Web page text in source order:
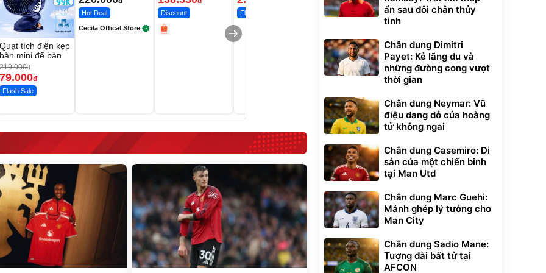
Quạt tích điện kẹp
bàn mini để bàn
219.000đ
79.000đ
Flash Sale
Hot Deal
Cecila Offical Store
Discount Flash Sale Flash Sale
Lót ghế ôtô, nâng
lưng chống nóng
giúp thoải mái
trong di chuyển
295.000
ẩn sau đôi chân thủy
tinh
Chân dung Dimitri
Payet: Kẻ lãng du và
những đường cong vượt
thời gian
Chân dung Neymar: Vũ
điệu dang dở của hoàng
tử không ngai
Chân dung Casemiro: Di
sản của một chiến binh
tại Man Utd
Chân dung Marc Guehi:
Mảnh ghép lý tưởng cho
Man City
Chân dung Sadio Mane:
Tượng đài bất tử tại
AFCON